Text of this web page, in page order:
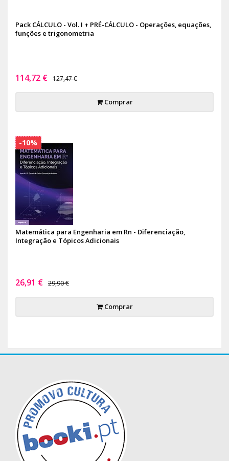
Pack CÁLCULO - Vol. I + PRÉ-CÁLCULO - Operações, equações,
funções e trigonometria
114,72 € 127,47 €
Comprar
Matemática para Engenharia em Rn - Diferenciação,
Integração e Tópicos Adicionais
26,91 € 29,90 €
Comprar
-10%